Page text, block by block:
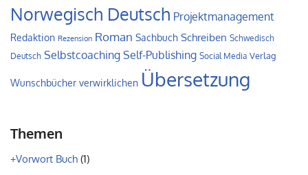
Norwegisch Deutsch Projektmanagement
Redaktion Rezension Roman Sachbuch Schreiben Schwedisch
Deutsch Selbstcoaching Self-Publishing Social Media Verlag
Wunschbücher verwirklichen Übersetzung
Themen
+Vorwort Buch (1)